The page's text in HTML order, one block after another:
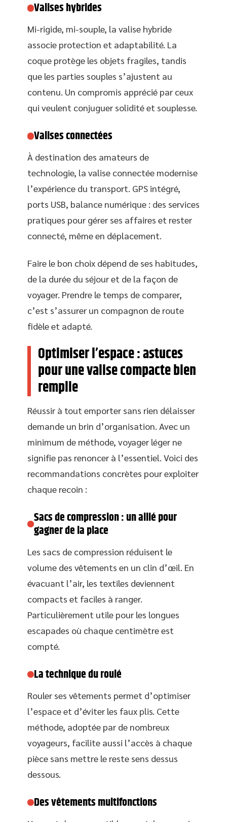
Valises hybrides
Mi-rigide, mi-souple, la valise hybride
associe protection et adaptabilité. La
coque protège les objets fragiles, tandis
que les parties souples s’ajustent au
contenu. Un compromis apprécié par ceux
qui veulent conjuguer solidité et souplesse.
Valises connectées
À destination des amateurs de
technologie, la valise connectée modernise
l’expérience du transport. GPS intégré,
ports USB, balance numérique : des services
pratiques pour gérer ses affaires et rester
connecté, même en déplacement.
Faire le bon choix dépend de ses habitudes,
de la durée du séjour et de la façon de
voyager. Prendre le temps de comparer,
c’est s’assurer un compagnon de route
fidèle et adapté.
Optimiser l’espace : astuces
pour une valise compacte bien
remplie
Réussir à tout emporter sans rien délaisser
demande un brin d’organisation. Avec un
minimum de méthode, voyager léger ne
signifie pas renoncer à l’essentiel. Voici des
recommandations concrètes pour exploiter
chaque recoin :
Sacs de compression : un allié pour
gagner de la place
Les sacs de compression réduisent le
volume des vêtements en un clin d’œil. En
évacuant l’air, les textiles deviennent
compacts et faciles à ranger.
Particulièrement utile pour les longues
escapades où chaque centimètre est
compté.
La technique du roulé
Rouler ses vêtements permet d’optimiser
l’espace et d’éviter les faux plis. Cette
méthode, adoptée par de nombreux
voyageurs, facilite aussi l’accès à chaque
pièce sans mettre le reste sens dessus
dessous.
Des vêtements multifonctions